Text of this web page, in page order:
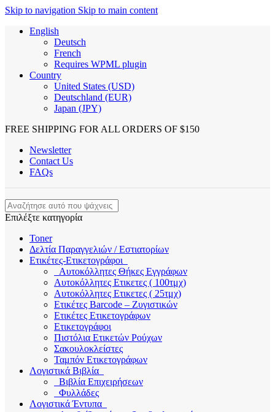
Skip to navigation Skip to main content
English
Deutsch
French
Requires WPML plugin
Country
United States (USD)
Deutschland (EUR)
Japan (JPY)
FREE SHIPPING FOR ALL ORDERS OF $150
Newsletter
Contact Us
FAQs
Επιλέξτε κατηγορία
Toner
Δελτία Παραγγελιών / Εστιατορίων
Ετικέτες-Ετικετογράφοι
Αυτοκόλλητες Θήκες Εγγράφων
Αυτοκόλλητες Ετικετες ( 100τμχ)
Αυτοκόλλητες Ετικετες ( 25τμχ)
Ετικέτες Barcode – Ζυγιστικών
Ετικέτες Ετικετογράφων
Ετικετογράφοι
Πιστόλια Ετικετών Ρούχων
Σακουλοκλείστες
Ταμπόν Ετικετογράφων
Λογιστικά Βιβλία
Βιβλία Επιχειρήσεων
Φυλλάδες
Λογιστικά Έντυπα